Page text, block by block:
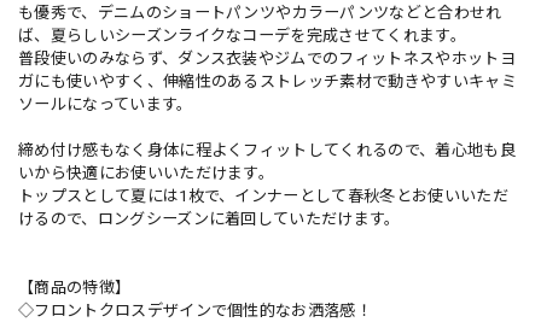
も優秀で、デニムのショートパンツやカラーパンツなどと合わせれ
ば、夏らしいシーズンライクなコーデを完成させてくれます。
普段使いのみならず、ダンス衣装やジムでのフィットネスやホットヨ
ガにも使いやすく、伸縮性のあるストレッチ素材で動きやすいキャミ
ソールになっています。
締め付け感もなく身体に程よくフィットしてくれるので、着心地も良
いから快適にお使いいただけます。
トップスとして夏には1枚で、インナーとして春秋冬とお使いいただ
けるので、ロングシーズンに着回していただけます。
【商品の特徴】
◇フロントクロスデザインで個性的なお洒落感！